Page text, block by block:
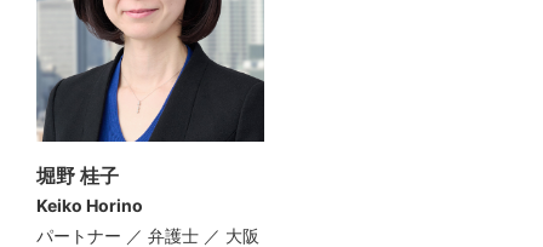
堀野 桂子
Keiko Horino
パートナー ／ 弁護士 ／ 大阪